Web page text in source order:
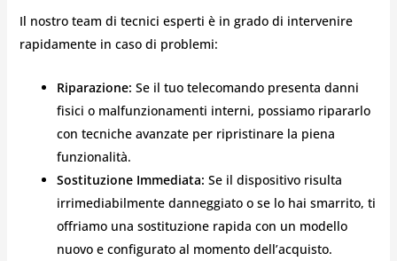
Il nostro team di tecnici esperti è in grado di intervenire
rapidamente in caso di problemi:
Riparazione: Se il tuo telecomando presenta danni
fisici o malfunzionamenti interni, possiamo ripararlo
con tecniche avanzate per ripristinare la piena
funzionalità.
Sostituzione Immediata: Se il dispositivo risulta
irrimediabilmente danneggiato o se lo hai smarrito, ti
offriamo una sostituzione rapida con un modello
nuovo e configurato al momento dell’acquisto.